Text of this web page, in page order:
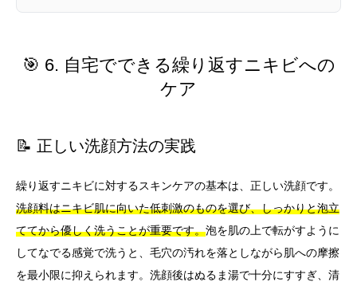
🎯 6. 自宅でできる繰り返すニキビへの
ケア
📝 正しい洗顔方法の実践
繰り返すニキビに対するスキンケアの基本は、正しい洗顔です。
洗顔料はニキビ肌に向いた低刺激のものを選び、しっかりと泡立
ててから優しく洗うことが重要です。泡を肌の上で転がすように
してなでる感覚で洗うと、毛穴の汚れを落としながら肌への摩擦
を最小限に抑えられます。洗顔後はぬるま湯で十分にすすぎ、清